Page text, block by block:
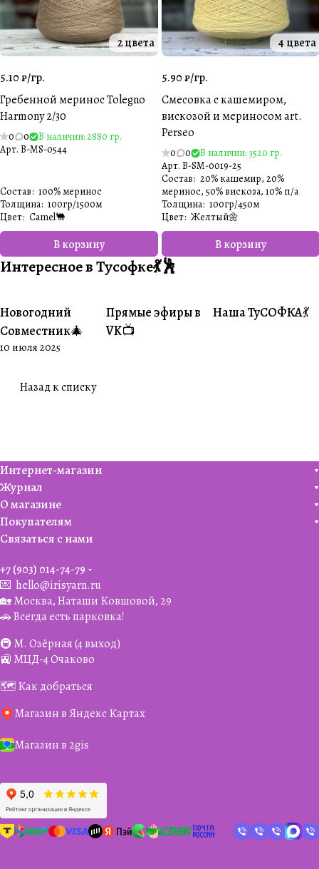
2 цвета
5.10 ₽/гр.
Гребенной меринос Tolegno
Harmony 2/30
0 0
В наличии: 2880 гр.
Арт. B-MS-0544
В корзину
Состав: 100% меринос
Толщина: 100гр/1500м
Цвет: Camel🐫
4 цвета
5.90 ₽/гр.
Cмесовка с кашемиром,
вискозой и мериносом art.
Perseo
0 0
В наличии: 3520 гр.
Арт. B-SM-0019-25
В корзину
Состав: 20% кашемир, 20%
меринос, 50% вискоза, 10% п/а
Толщина: 100гр/450м
Цвет: Желтый🌼
Интересное в Тусофке💃🕺
#Совместники
Новогодний
Совместник🎄
10 июля 2025
#Житуха
Прямые эфиры в
VK📺
#Совместники
Наша ТуСОФКА💃
Назад к списку
Интернет-магазин
Журнал
О магазине
Покупателям
Связаться с нами
+7 (903) 014-74-79‬
💌 hello@irisyarn.ru
🏡 Москва, Наташи Ковшовой, 29
🚗 Всегда есть парковка!
🚇 М. Озёрная (4 выход)
🚉 МЦД-4 Очаково
🗺️ Как добраться
Магазин в Яндекс Картах
Магазин в 2gis